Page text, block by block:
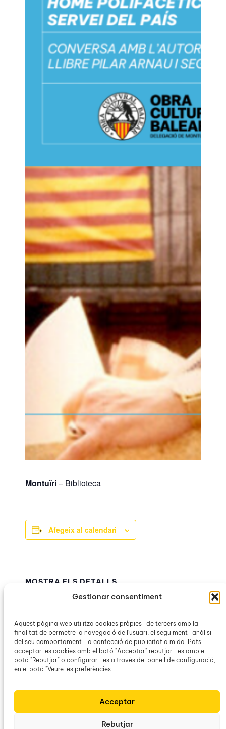
Gestionar consentiment
Aquest pàgina web utilitza cookies pròpies i de tercers amb la
finalitat de permetre la navegació de l'usuari, el seguiment i anàlisi
del seu comportament i la confecció de publicitat a mida. Pots
acceptar les cookies amb el botó "Acceptar" rebutjar-les amb el
botó "Rebutjar" o configurar-les a través del panell de configuració,
en el botó "Veure les preferències.
Acceptar
Rebutjar
Montuïri– Biblioteca
Afegeix al calendari
MOSTRA ELS DETALLS
Hora:
20:00h – 21:00h
Categoria d’Esdeveniment:
OCB Montuïri
bonanys» de Jordi Alaminos Garrigós